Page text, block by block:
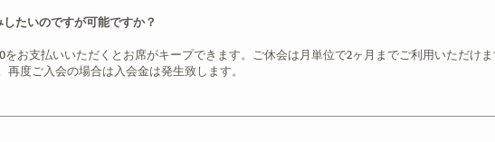
たいのですが可能ですか？
をお支払いいただくとお席がキープできます。ご休会は月単位で2ヶ月までご利用いただけ
再度ご入会の場合は入会金は発生致します。